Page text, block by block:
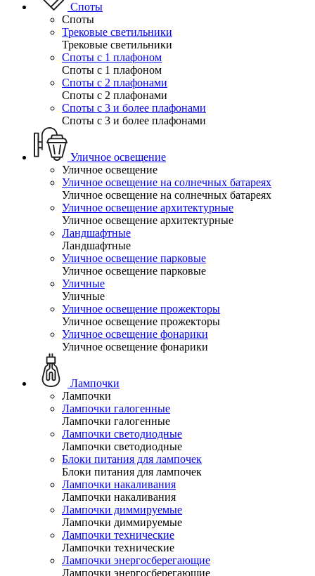
Споты
Споты
Трековые светильники
Трековые светильники
Споты с 1 плафоном
Споты с 1 плафоном
Споты с 2 плафонами
Споты с 2 плафонами
Споты с 3 и более плафонами
Споты с 3 и более плафонами
Уличное освещение
Уличное освещение
Уличное освещение на солнечных батареях
Уличное освещение на солнечных батареях
Уличное освещение архитектурные
Уличное освещение архитектурные
Ландшафтные
Ландшафтные
Уличное освещение парковые
Уличное освещение парковые
Уличные
Уличные
Уличное освещение прожекторы
Уличное освещение прожекторы
Уличное освещение фонарики
Уличное освещение фонарики
Лампочки
Лампочки
Лампочки галогенные
Лампочки галогенные
Лампочки светодиодные
Лампочки светодиодные
Блоки питания для лампочек
Блоки питания для лампочек
Лампочки накаливания
Лампочки накаливания
Лампочки диммируемые
Лампочки диммируемые
Лампочки технические
Лампочки технические
Лампочки энергосберегающие
Лампочки энергосберегающие